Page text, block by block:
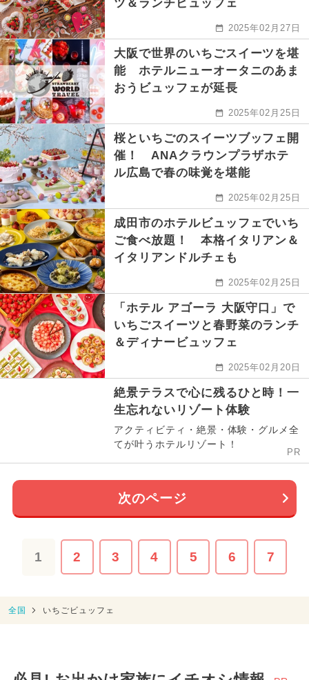
ツ＆ランチビュッフェ
2025年02月27日
大阪で世界のいちごスイーツを堪
能 ホテルニューオータニのあま
おうビュッフェが延長
2025年02月25日
桜といちごのスイーツブッフェ開
催！ ANAクラウンプラザホテ
ル広島で春の味覚を堪能
2025年02月25日
成田市のホテルビュッフェでいち
ご食べ放題！ 本格イタリアン＆
イタリアンドルチェも
2025年02月25日
「ホテル アゴーラ 大阪守口」で
いちごスイーツと春野菜のランチ
＆ディナービュッフェ
2025年02月20日
絶景テラスで心に残るひと時！一
生忘れないリゾート体験
アクティビティ・絶景・体験・グルメ全
てが叶うホテルリゾート！
PR
次のページ
1 2 3 4 5 6 7
全国 いちごビュッフェ